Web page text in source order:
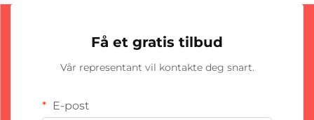
Få et gratis tilbud
Vår representant vil kontakte deg snart.
E-post